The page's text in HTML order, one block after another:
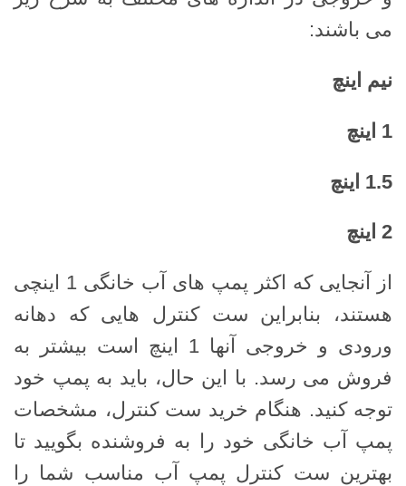
می باشند:
نیم اینچ
1 اینچ
1.5 اینچ
2 اینچ
از آنجایی که اکثر پمپ های آب خانگی 1 اینچی
هستند، بنابراین ست کنترل هایی که دهانه
ورودی و خروجی آنها 1 اینچ است بیشتر به
فروش می رسد. با این حال، باید به پمپ خود
توجه کنید. هنگام خرید ست کنترل، مشخصات
پمپ آب خانگی خود را به فروشنده بگویید تا
بهترین ست کنترل پمپ آب مناسب شما را